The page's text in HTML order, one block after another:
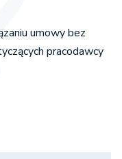
umowy bez
pracodawcy